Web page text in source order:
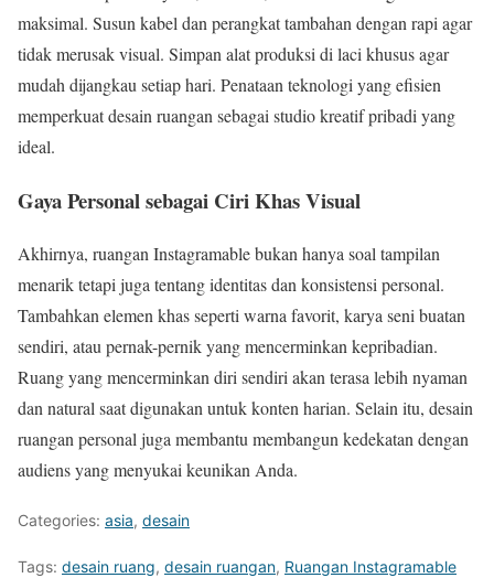
maksimal. Susun kabel dan perangkat tambahan dengan rapi agar
tidak merusak visual. Simpan alat produksi di laci khusus agar
mudah dijangkau setiap hari. Penataan teknologi yang efisien
memperkuat desain ruangan sebagai studio kreatif pribadi yang
ideal.
Gaya Personal sebagai Ciri Khas Visual
Akhirnya, ruangan Instagramable bukan hanya soal tampilan
menarik tetapi juga tentang identitas dan konsistensi personal.
Tambahkan elemen khas seperti warna favorit, karya seni buatan
sendiri, atau pernak-pernik yang mencerminkan kepribadian.
Ruang yang mencerminkan diri sendiri akan terasa lebih nyaman
dan natural saat digunakan untuk konten harian. Selain itu, desain
ruangan personal juga membantu membangun kedekatan dengan
audiens yang menyukai keunikan Anda.
Categories: asia, desain
Tags: desain ruang, desain ruangan, Ruangan Instagramable